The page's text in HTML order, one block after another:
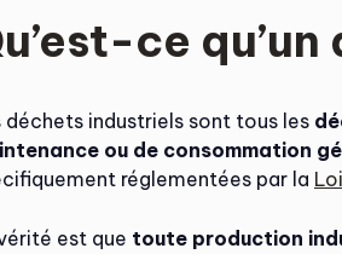
ce
déchets industriels sont tous les
ou de consommation
réglementées par la
est que toute production